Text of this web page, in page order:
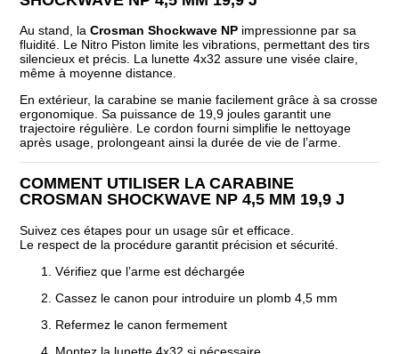
Au stand, laCrosman Shockwave NP impressionne par sa
fluidité. Le Nitro Piston limite les vibrations, permettant des tirs
silencieux et précis. La lunette 4x32 assure une visée claire,
même à moyenne distance.
En extérieur, la carabine se manie facilement grâce à sa crosse
ergonomique. Sa puissance de 19,9 joules garantit une
trajectoire régulière. Le cordon fourni simplifie le nettoyage
après usage, prolongeant ainsi la durée de vie de l’arme.
COMMENT UTILISER LA CARABINE
CROSMAN SHOCKWAVE NP 4,5 MM 19,9 J
Suivez ces étapes pour un usage sûr et efficace.
Le respect de la procédure garantit précision et sécurité.
Vérifiez que l’arme est déchargée
Cassez le canon pour introduire un plomb 4,5 mm
Refermez le canon fermement
Montez la lunette 4x32 si nécessaire